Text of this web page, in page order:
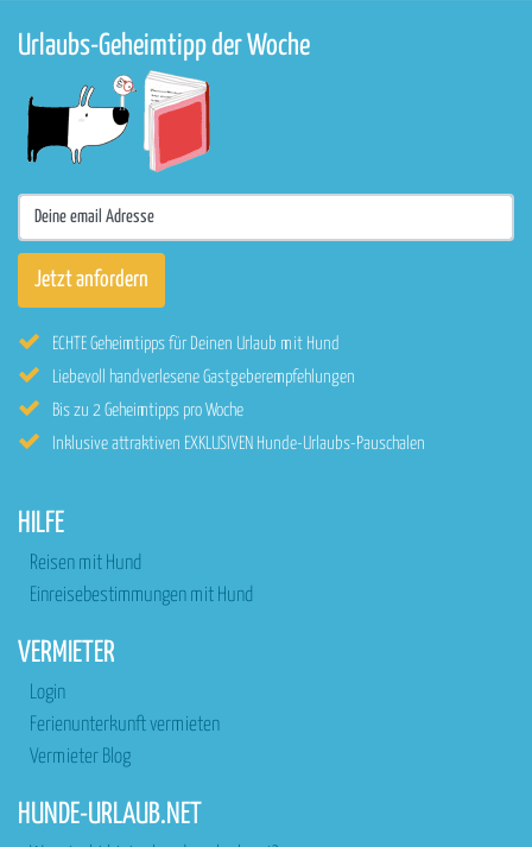
Urlaubs-Geheimtipp der Woche
ECHTE Geheimtipps für Deinen Urlaub mit Hund
Liebevoll handverlesene Gastgeberempfehlungen
Bis zu 2 Geheimtipps pro Woche
Inklusive attraktiven EXKLUSIVEN Hunde-Urlaubs-Pauschalen
HILFE
Reisen mit Hund
Einreisebestimmungen mit Hund
VERMIETER
Login
Ferienunterkunft vermieten
Vermieter Blog
HUNDE-URLAUB.NET